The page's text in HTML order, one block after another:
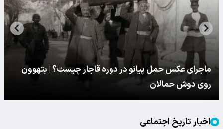
ماجرای عکس حمل پیانو در دوره قاجار چیست؟ | بتهوون
روی دوش حمالان
اخبار تاریخ اجتماعی